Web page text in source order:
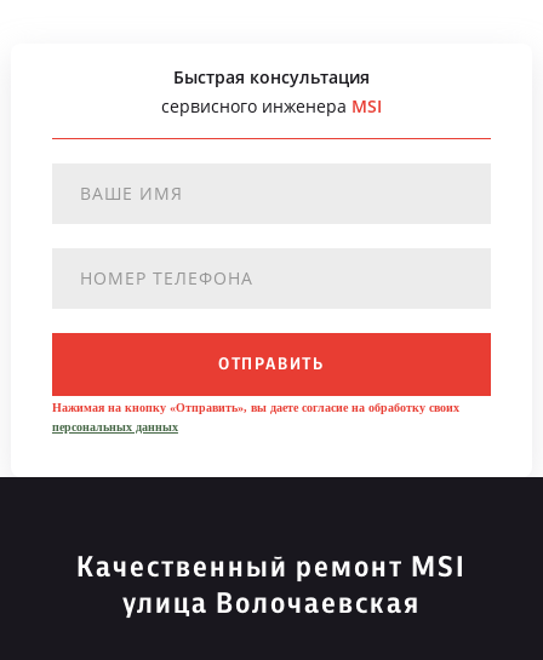
Быстрая консультация
сервисного инженера MSI
ОТПРАВИТЬ
Нажимая на кнопку «Отправить», вы даете согласие на обработку своих
персональных данных
Качественный ремонт MSI
улица Волочаевская